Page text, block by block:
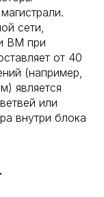
сети,
BM при
от 40
(например,
является
или
внутри блока